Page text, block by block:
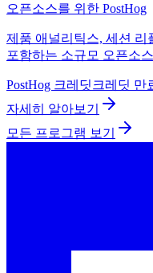
오픈소스를 위한 PostHog
제품 애널리틱스, 세션 리
포함하는 소규모 오픈소
PostHog 크레딧 크레딧 만
자세히 알아보기
모든 프로그램 보기